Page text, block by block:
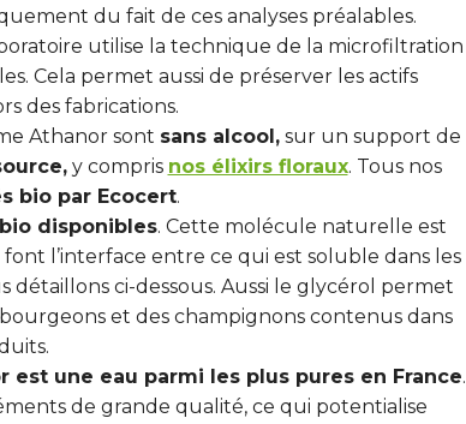
du fait de ces analyses préalables.
utilise la technique de la microfiltration
Cela permet aussi de préserver les actifs
des fabrications.
Athanor sont sans alcool,sur un support de
y compris nos élixirs floraux. Tous nos
bio par Ecocert.
disponibles. Cette molécule naturelle est
l’interface entre ce qui est soluble dans les
détaillons ci-dessous. Aussi le glycérol permet
et des champignons contenus dans
une eau parmi les plus pures en France.
de grande qualité, ce qui potentialise